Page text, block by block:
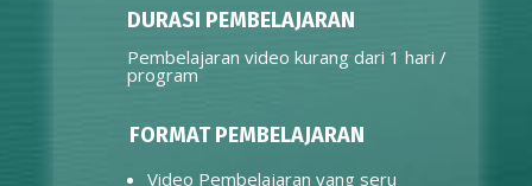
Pembelajaran video kurang dari 1 hari /
program
FORMAT PEMBELAJARAN
Video Pembelajaran yang seru